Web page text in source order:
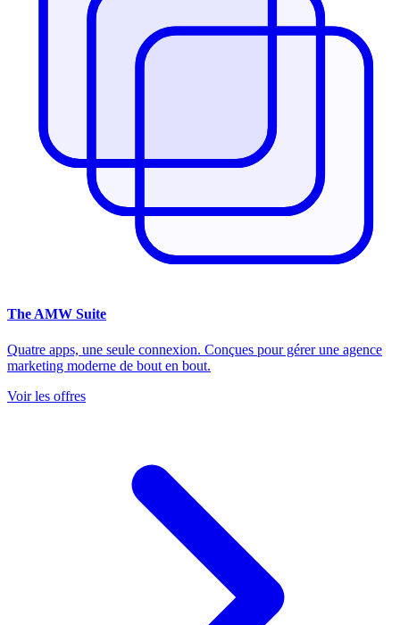
The AMW Suite
Quatre apps, une seule connexion. Conçues pour gérer une agence
marketing moderne de bout en bout.
Voir les offres